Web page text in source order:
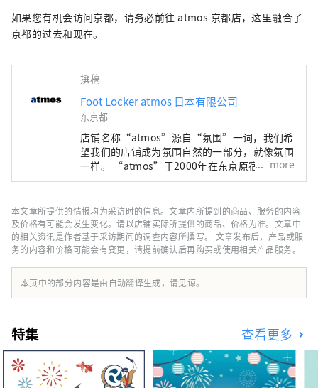
如果您有机会访问京都，请务必前往 atmos 京都店，这里融合了
京都的过去和现在。
撰稿
Foot Locker atmos 日本有限公司
东京都
店铺名称“atmos”源自“氛围”一词，我们希
望我们的店铺成为氛围自然的一部分，就像氛围
一样。 “atmos”于2000年在东京原宿开设了
总店。店内以球鞋时尚为主题，设有球鞋墙。我
牌和独家型号的合作，以及最新产品的测试发布
和营销。
more
本文章所提供的情报均为采访时的信息。文章内所提到的商品、服务的内容
及价格有可能会发生变化。请以店铺实际所提供的商品、价格为准。文章中
的相关资讯是作者基于采访期间的调查内容所撰写。 文章发布后，产品或服
务的内容和价格可能会有变更，请提前确认后再购买或使用相关产品服务。
本页中的部分内容是由自动翻译生成，请见谅。
特集 查看更多